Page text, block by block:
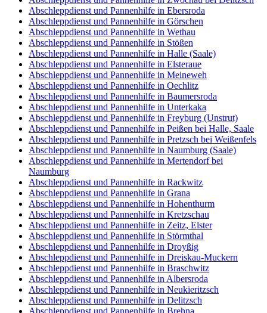
Abschleppdienst und Pannenhilfe in Ebersroda
Abschleppdienst und Pannenhilfe in Görschen
Abschleppdienst und Pannenhilfe in Wethau
Abschleppdienst und Pannenhilfe in Stößen
Abschleppdienst und Pannenhilfe in Halle (Saale)
Abschleppdienst und Pannenhilfe in Elsteraue
Abschleppdienst und Pannenhilfe in Meineweh
Abschleppdienst und Pannenhilfe in Oechlitz
Abschleppdienst und Pannenhilfe in Baumersroda
Abschleppdienst und Pannenhilfe in Unterkaka
Abschleppdienst und Pannenhilfe in Freyburg (Unstrut)
Abschleppdienst und Pannenhilfe in Peißen bei Halle, Saale
Abschleppdienst und Pannenhilfe in Pretzsch bei Weißenfels
Abschleppdienst und Pannenhilfe in Naumburg (Saale)
Abschleppdienst und Pannenhilfe in Mertendorf bei
Naumburg
Abschleppdienst und Pannenhilfe in Rackwitz
Abschleppdienst und Pannenhilfe in Grana
Abschleppdienst und Pannenhilfe in Hohenthurm
Abschleppdienst und Pannenhilfe in Kretzschau
Abschleppdienst und Pannenhilfe in Zeitz, Elster
Abschleppdienst und Pannenhilfe in Störmthal
Abschleppdienst und Pannenhilfe in Droyßig
Abschleppdienst und Pannenhilfe in Dreiskau-Muckern
Abschleppdienst und Pannenhilfe in Braschwitz
Abschleppdienst und Pannenhilfe in Albersroda
Abschleppdienst und Pannenhilfe in Neukieritzsch
Abschleppdienst und Pannenhilfe in Delitzsch
Abschleppdienst und Pannenhilfe in Brehna